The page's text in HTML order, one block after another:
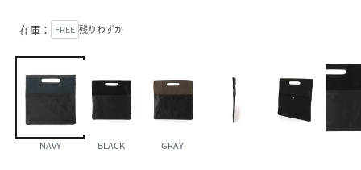
在庫： FREE 残りわずか
NAVY BLACK GRAY